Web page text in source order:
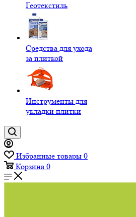
Геотекстиль
Средства для ухода
за плиткой
Инструменты для
укладки плитки
Избранные товары 0
Корзина 0